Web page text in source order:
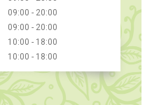
09:00
20:00
09:00
20:00
10:00
18:00
10:00 18:00